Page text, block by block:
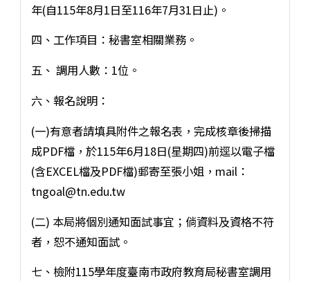
年(自115年8月1日至116年7月31日止)。
四、工作項目：秘書室相關業務。
五、 調用人數：1位。
六、報名說明：
(一)有意者請填具附件之報名表，完成核章後掃描
成PDF檔，於115年6月18日(星期四)前逕以電子檔
(含EXCEL檔及PDF檔)郵寄至張小姐，mail：
tngoal@tn.edu.tw
(二) 本局將個別通知面試事宜；倘資料及資格不符
者，恕不通知面試。
七、檢附115學年度臺南市政府教育局秘書室調用